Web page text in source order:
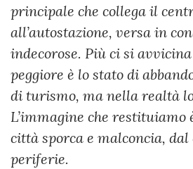
principale che collega il
all’autostazione, versa in
indecorose. Più ci si
peggiore è lo stato di
di turismo, ma nella realtà
L’immagine che restituiamo
città sporca e malconcia,
periferie.